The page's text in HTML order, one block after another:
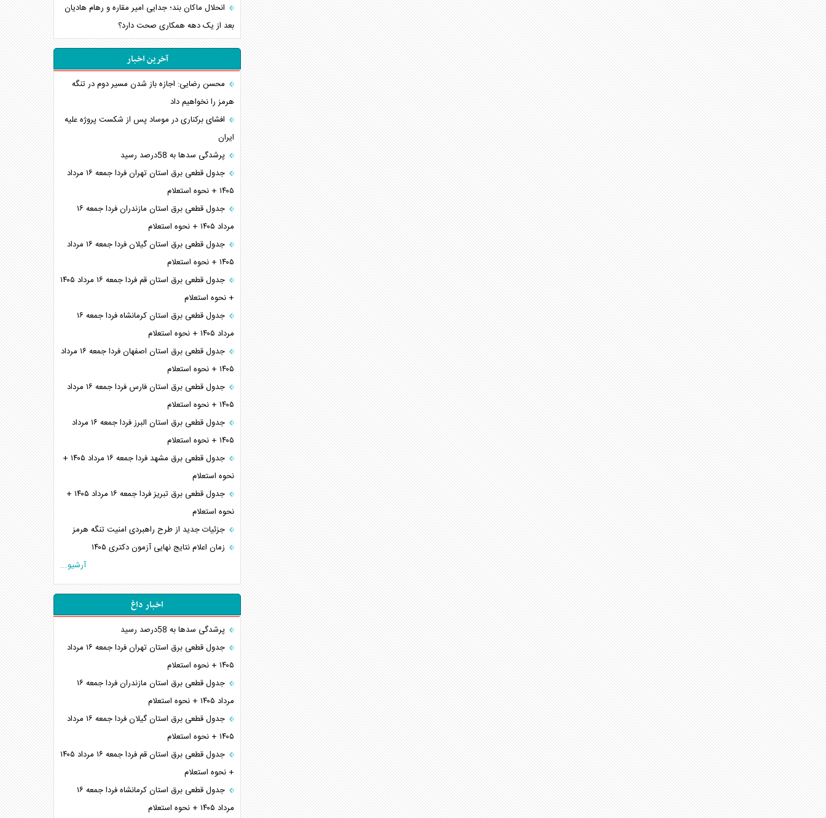
انحلال ماکان بند؛ جدایی امیر مقاره و رهام هادیان
بعد از یک دهه همکاری صحت دارد؟
آخرین اخبار
محسن رضایی: اجازه باز شدن مسیر دوم در تنگه
هرمز را نخواهیم داد
افشای برکناری در موساد پس از شکست پروژه علیه
ایران
پرشدگی سدها به 58درصد رسید
جدول قطعی برق استان تهران فردا جمعه ۱۶ مرداد
۱۴۰۵ + نحوه استعلام
جدول قطعی برق استان مازندران فردا جمعه ۱۶
مرداد ۱۴۰۵ + نحوه استعلام
جدول قطعی برق استان گیلان فردا جمعه ۱۶ مرداد
۱۴۰۵ + نحوه استعلام
جدول قطعی برق استان قم فردا جمعه ۱۶ مرداد ۱۴۰۵
+ نحوه استعلام
جدول قطعی برق استان کرمانشاه فردا جمعه ۱۶
مرداد ۱۴۰۵ + نحوه استعلام
جدول قطعی برق استان اصفهان فردا جمعه ۱۶ مرداد
۱۴۰۵ + نحوه استعلام
جدول قطعی برق استان فارس فردا جمعه ۱۶ مرداد
۱۴۰۵ + نحوه استعلام
جدول قطعی برق استان البرز فردا جمعه ۱۶ مرداد
۱۴۰۵ + نحوه استعلام
جدول قطعی برق مشهد فردا جمعه ۱۶ مرداد ۱۴۰۵ +
نحوه استعلام
جدول قطعی برق تبریز فردا جمعه ۱۶ مرداد ۱۴۰۵ +
نحوه استعلام
جزئیات جدید از طرح راهبردی امنیت تنگه هرمز
زمان اعلام نتایج نهایی آزمون دکتری ۱۴۰۵
آرشیو...
اخبار داغ
پرشدگی سدها به 58درصد رسید
جدول قطعی برق استان تهران فردا جمعه ۱۶ مرداد
۱۴۰۵ + نحوه استعلام
جدول قطعی برق استان مازندران فردا جمعه ۱۶
مرداد ۱۴۰۵ + نحوه استعلام
جدول قطعی برق استان گیلان فردا جمعه ۱۶ مرداد
۱۴۰۵ + نحوه استعلام
جدول قطعی برق استان قم فردا جمعه ۱۶ مرداد ۱۴۰۵
+ نحوه استعلام
جدول قطعی برق استان کرمانشاه فردا جمعه ۱۶
مرداد ۱۴۰۵ + نحوه استعلام